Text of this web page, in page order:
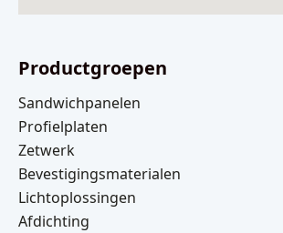
Productgroepen
Sandwichpanelen
Profielplaten
Zetwerk
Bevestigingsmaterialen
Lichtoplossingen
Afdichting